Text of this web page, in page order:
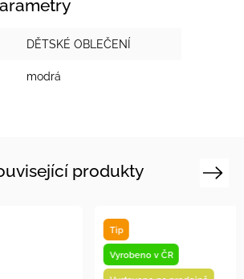
DĚTSKÉ OBLEČENÍ
modrá
produkty Next